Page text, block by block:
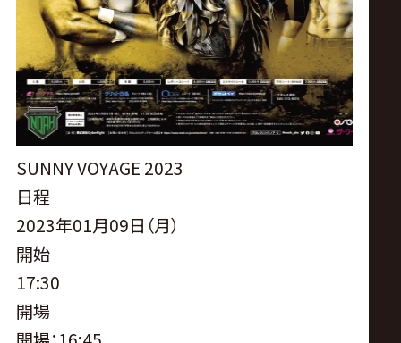
式
サ
イ
ト
SUNNY VOYAGE 2023
日程
2023年01月09日（月）
開始
17:30
開場